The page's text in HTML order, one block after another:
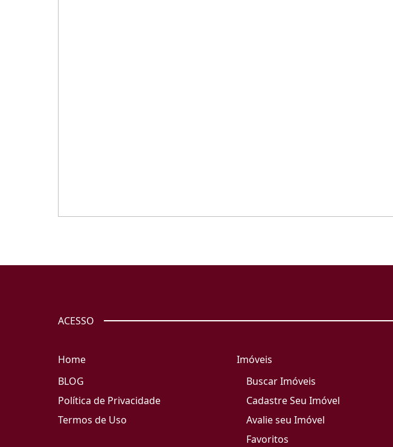
ACESSO
Home
BLOG
Política de Privacidade
Termos de Uso
Imóveis
Buscar Imóveis
Cadastre Seu Imóvel
Avalie seu Imóvel
Favoritos